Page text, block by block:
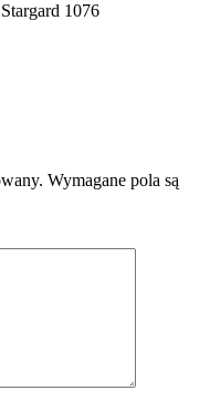
1076
Wymagane pola są